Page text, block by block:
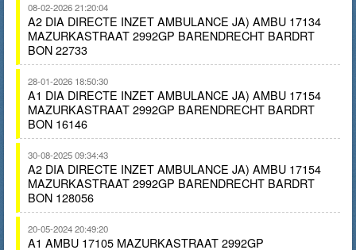
08-02-2026 21:20:04
A2 DIA DIRECTE INZET AMBULANCE JA) AMBU 17134
MAZURKASTRAAT 2992GP BARENDRECHT BARDRT
BON 22733
28-01-2026 18:50:30
A1 DIA DIRECTE INZET AMBULANCE JA) AMBU 17154
MAZURKASTRAAT 2992GP BARENDRECHT BARDRT
BON 16146
30-08-2025 09:34:43
A2 DIA DIRECTE INZET AMBULANCE JA) AMBU 17154
MAZURKASTRAAT 2992GP BARENDRECHT BARDRT
BON 128056
20-05-2024 20:49:20
A1 AMBU 17105 MAZURKASTRAAT 2992GP